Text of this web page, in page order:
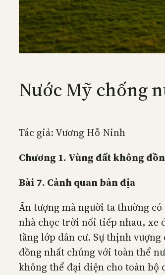
Nước Mỹ chống
Tác giả: Vương Hỗ Ninh
Chương 1. Vùng đất không
Bài 7. Cảnh quan bản địa
Ấn tượng mà người ta thường
nhà chọc trời nối tiếp nhau, xe
tầng lớp dân cư. Sự thịnh
đồng nhất chúng với toàn thể
không thể đại diện cho toàn bộ